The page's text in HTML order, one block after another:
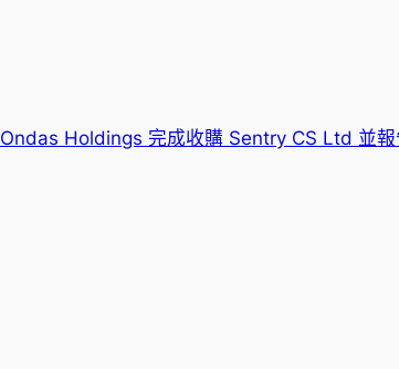
Ondas Holdings 完成收購 Sentry CS Ltd 並報